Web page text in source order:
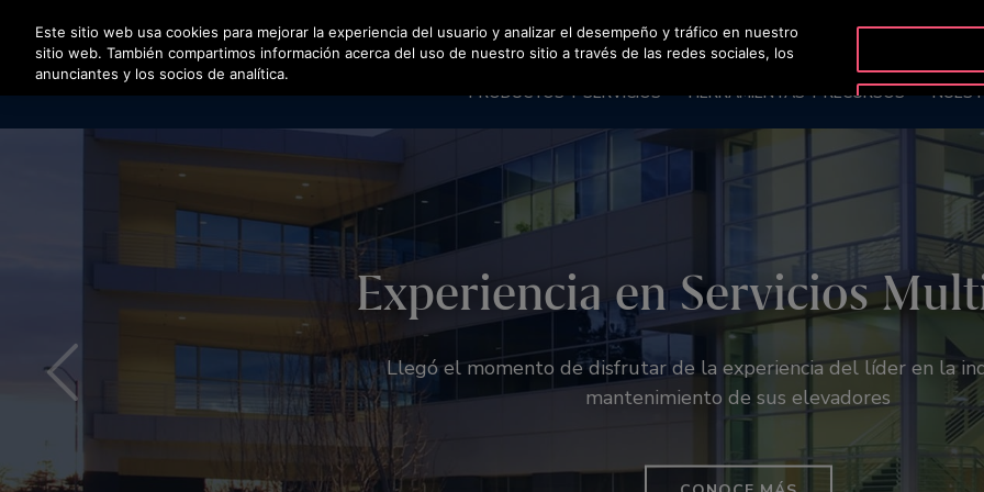
Pulse Intro para saltar al contenido principal
PRODUCTOS Y SERVICIOS HERRAMIENTAS Y RECURSOS
Convierta su visión en
Nuestra herramienta Otis Create integra varias funcionalidades en un
acceso a planos, especificaciones técnicas y opciones estéticas con
Tu visión, nuestra
Reinventamos la forma de
Experiencia en Servicios
Llegó el momento de disfrutar de la experiencia del líder en la
mantenimiento de sus elevadores
Este sitio web usa cookies para mejorar la experiencia del usuario y analizar el desempeño y tráfico en nuestro
sitio web. También compartimos información acerca del uso de nuestro sitio a través de las redes sociales, los
anunciantes y los socios de analítica.